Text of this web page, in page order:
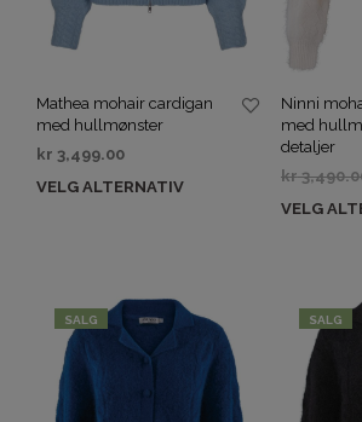
Mathea mohair cardigan
med hullmønster
kr 3,499.00
VELG ALTERNATIV
Ninni
med
detaljer
kr
VELG
SALG SALG